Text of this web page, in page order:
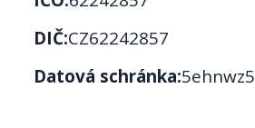
DIČ:CZ62242857
Datová schránka:5ehnwz5